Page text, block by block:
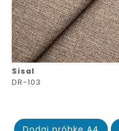
Sisal
DR-103